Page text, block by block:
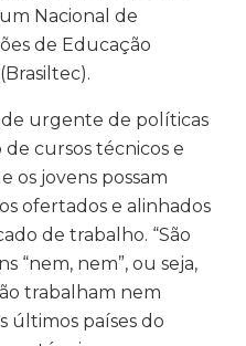
Nacional de
de Educação
urgente de políticas
cursos técnicos e
os jovens possam
ofertados e alinhados
de trabalho. “São
“nem, nem”, ou seja,
trabalham nem
últimos países do